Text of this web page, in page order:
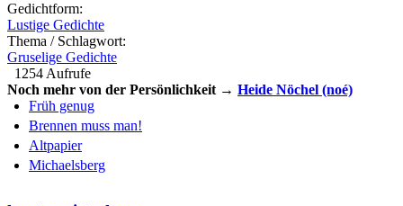
Gedichtform:
Lustige Gedichte
Thema / Schlagwort:
Gruselige Gedichte
1254 Aufrufe
Noch mehr von der Persönlichkeit → Heide Nöchel (noé)
Früh genug
Brennen muss man!
Altpapier
Michaelsberg